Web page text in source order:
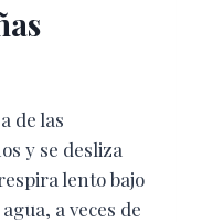
de las
y se desliza
lento bajo
a veces de